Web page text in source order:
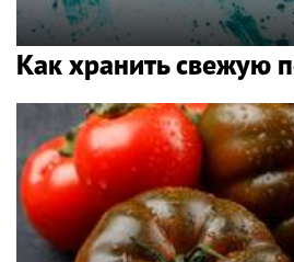
Как хранить свежую